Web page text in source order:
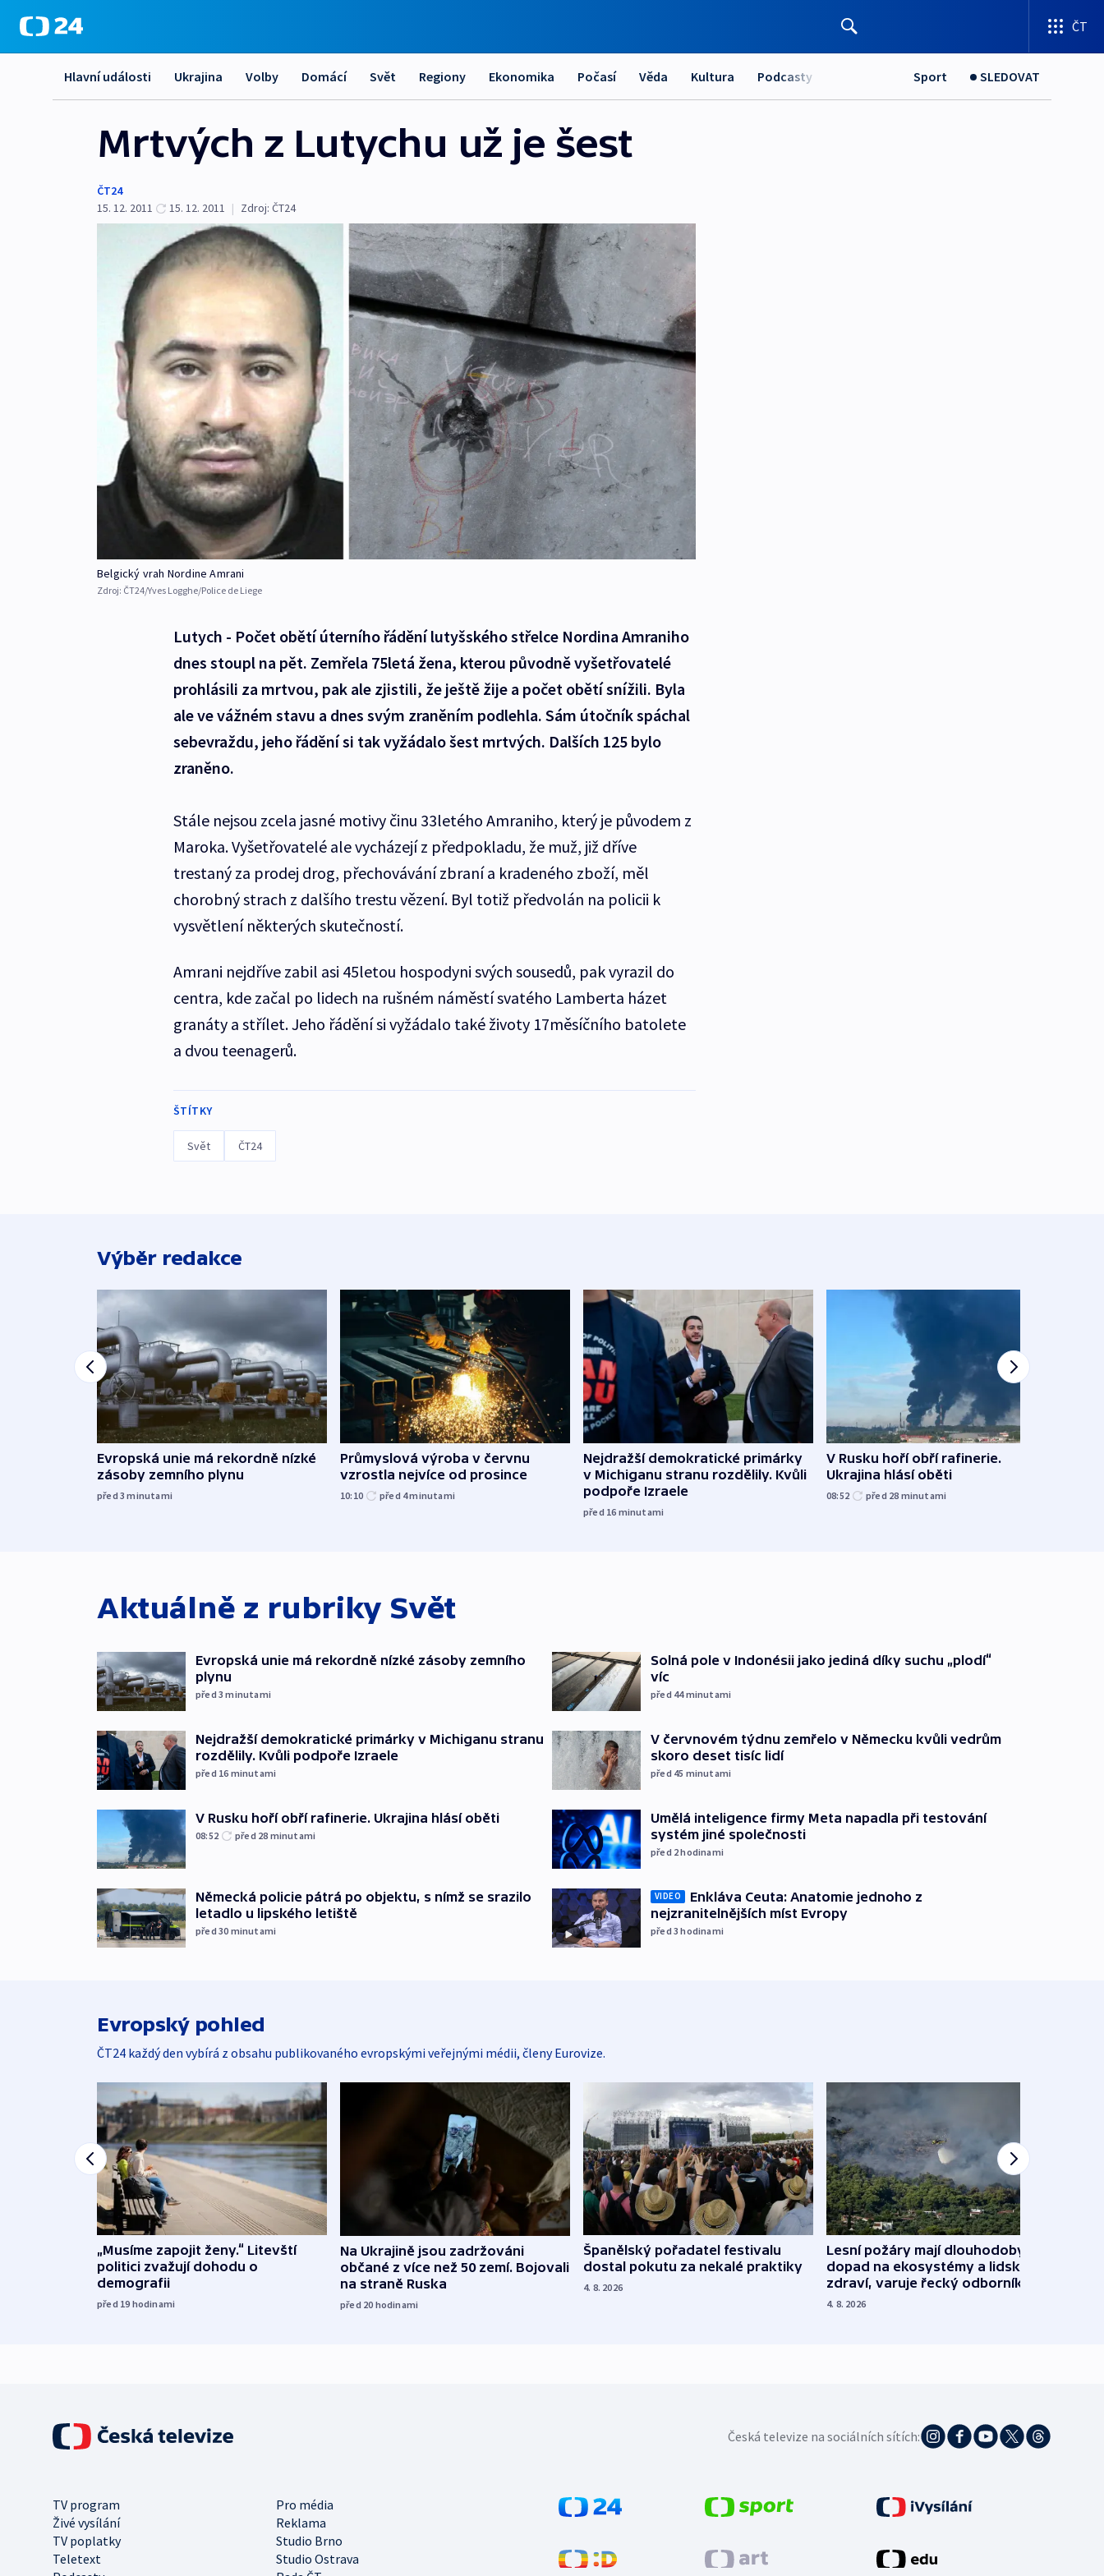
ČT
Hlavní události Ukrajina Volby Domácí Svět Regiony Ekonomika Počasí Věda Kultura Podcasty Sport SLEDOVAT
Mrtvých z Lutychu už je šest
ČT24
15. 12. 2011
15. 12. 2011 | Zdroj: ČT24
Belgický vrah Nordine Amrani
Zdroj: ČT24/Yves Logghe/Police de Liege
Lutych - Počet obětí úterního řádění lutyšského střelce Nordina Amraniho
dnes stoupl na pět. Zemřela 75letá žena, kterou původně vyšetřovatelé
prohlásili za mrtvou, pak ale zjistili, že ještě žije a počet obětí snížili. Byla
ale ve vážném stavu a dnes svým zraněním podlehla. Sám útočník spáchal
sebevraždu, jeho řádění si tak vyžádalo šest mrtvých. Dalších 125 bylo
zraněno.
Stále nejsou zcela jasné motivy činu 33letého Amraniho, který je původem z
Maroka. Vyšetřovatelé ale vycházejí z předpokladu, že muž, již dříve
trestaný za prodej drog, přechovávání zbraní a kradeného zboží, měl
chorobný strach z dalšího trestu vězení. Byl totiž předvolán na policii k
vysvětlení některých skutečností.
Amrani nejdříve zabil asi 45letou hospodyni svých sousedů, pak vyrazil do
centra, kde začal po lidech na rušném náměstí svatého Lamberta házet
granáty a střílet. Jeho řádění si vyžádalo také životy 17měsíčního batolete
a dvou teenagerů.
ŠTÍTKY
Svět ČT24
Výběr redakce
Evropská unie má rekordně nízké
zásoby zemního plynu
před 3minutami
Průmyslová výroba v červnu
vzrostla nejvíce od prosince
10:10 před 4minutami
Nejdražší demokratické primárky
v Michiganu stranu rozdělily. Kvůli
podpoře Izraele
před 16 minutami
V Rusku hoří obří rafinerie.
Ukrajina hlásí oběti
08:52 před 28 minutami
Aktuálně z rubriky Svět
Evropská unie má rekordně nízké zásoby zemního
plynu
před 3minutami
Nejdražší demokratické primárky v Michiganu stranu
rozdělily. Kvůli podpoře Izraele
před 16 minutami
V Rusku hoří obří rafinerie. Ukrajina hlásí oběti
08:52 před 28 minutami
Německá policie pátrá po objektu, s nímž se srazilo
letadlo u lipského letiště
před 30 minutami
Solná pole v Indonésii jako jediná díky suchu „plodí“
víc
před 44minutami
V červnovém týdnu zemřelo v Německu kvůli vedrům
skoro deset tisíc lidí
před 45 minutami
Umělá inteligence firmy Meta napadla při testování
systém jiné společnosti
před 2hodinami
VIDEO
Enkláva Ceuta: Anatomie jednoho z
nejzranitelnějších míst Evropy
před 3hodinami
Evropský pohled
ČT24 každý den vybírá z obsahu publikovaného evropskými veřejnými médii, členy Eurovize.
„Musíme zapojit ženy.“ Litevští
politici zvažují dohodu o
demografii
před 19 hodinami
Na Ukrajině jsou zadržováni
občané z více než 50 zemí. Bojovali
na straně Ruska
před 20 hodinami
Španělský pořadatel festivalu
dostal pokutu za nekalé praktiky
4. 8. 2026
Lesní požáry mají dlouhodobý
dopad na ekosystémy a lidské
zdraví, varuje řecký odborník
4. 8. 2026
Česká televize na sociálních sítích:
TV program
Pro média
Živé vysílání
Reklama
TV poplatky
Studio Brno
Teletext
Studio Ostrava